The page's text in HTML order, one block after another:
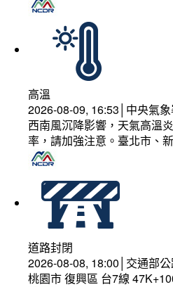
高溫
2026-08-09, 16:53│中央氣
西南風沉降影響，天氣高溫
率，請加強注意。臺北市、
道路封閉
2026-08-08, 18:00│交通部
桃園市 復興區 台7線